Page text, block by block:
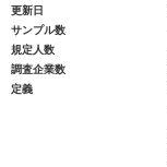
更新日
サンプル数
規定人数
調査企業数
定義